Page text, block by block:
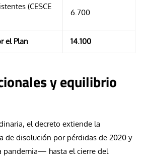
(CESCE
6.700
el Plan 14.100
y equilibrio
el decreto extiende la
de disolución por pérdidas de 2020 y
pandemia— hasta el cierre del